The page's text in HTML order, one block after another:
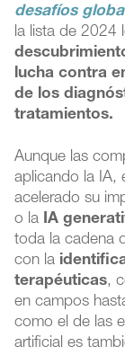
desafíos
la lista de 2024
lucha contra
de los
tratamientos.
Aunque las
aplicando la IA,
acelerado su
o la IA
toda la cadena
con la
terapéuticas,
en campos
como el de las
artificial es